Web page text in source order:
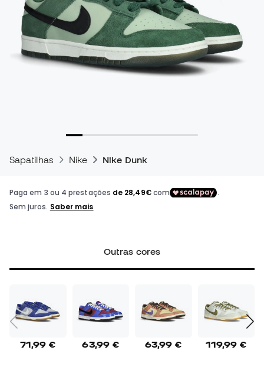
Sapatilhas Nike Nike Dunk
Outras cores
71,99 € 63,99 € 63,99 € 119,99 €